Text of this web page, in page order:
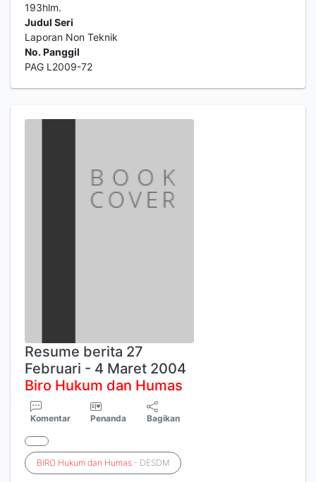
193hlm.
Judul Seri
Laporan Non Teknik
No. Panggil
PAG L2009-72
Resume berita 27
Februari - 4 Maret 2004
Biro Hukum dan Humas
Komentar Penanda Bagikan
BIRO Hukum dan Humas - DESDM